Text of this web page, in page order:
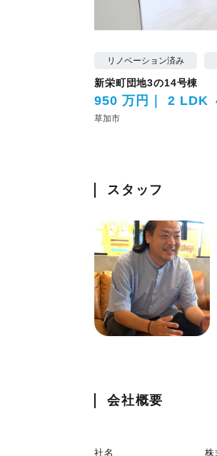
リノベーション済み
新栄町団地3の14号棟
950 万円 2 LDK
草加市
スタッフ
会社概要
社名 株